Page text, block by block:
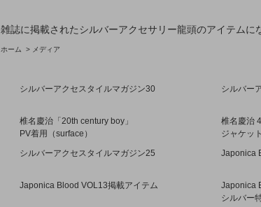
雑誌に掲載されたシルバーアクセサリー龍頭のアイテムに
ホーム > メディア
シルバーアクセスタイルマガジン30 シルバー
椎名慶治「20th century boy」
PV着用（surface）
椎名慶治
ジャケッ
シルバーアクセスタイルマガジン25 Japonica
Japonica Blood VOL13掲載アイテム
Japonica
シルバー